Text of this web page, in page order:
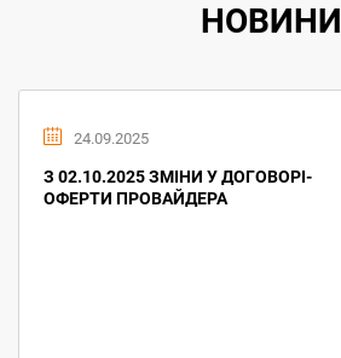
НОВИНИ
24.09.2025
З 02.10.2025 ЗМІНИ У ДОГОВОРІ-
ОФЕРТИ ПРОВАЙДЕРА